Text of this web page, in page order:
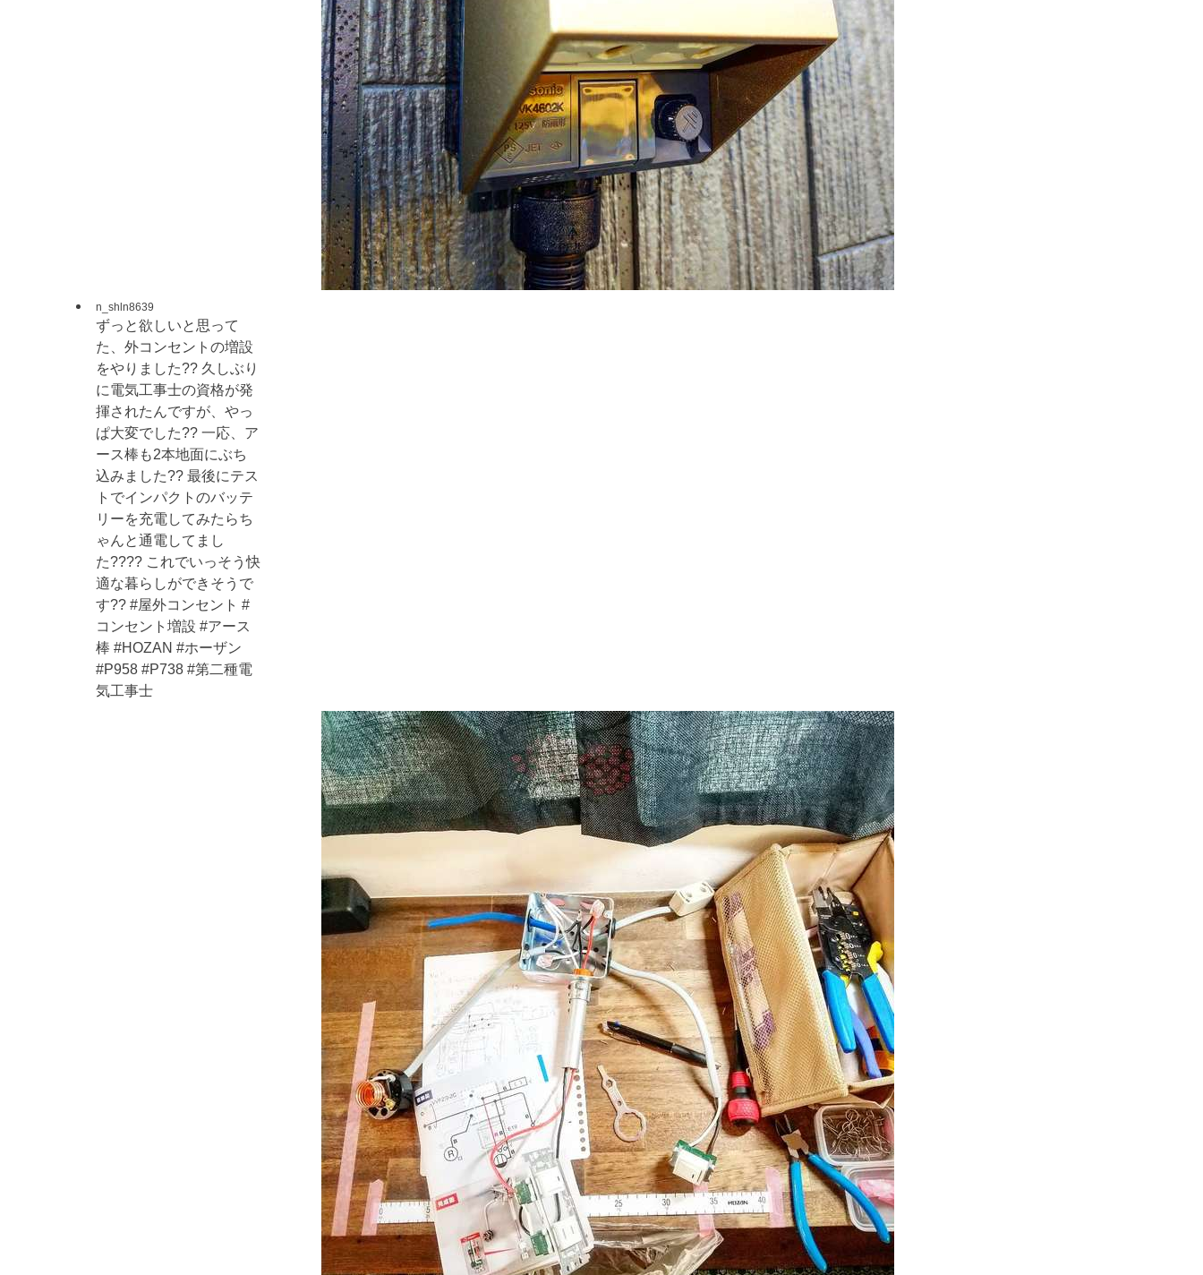
n_shln8639
ずっと欲しいと思って
た、外コンセントの増設
をやりました?? 久しぶり
に電気工事士の資格が発
揮されたんですが、やっ
ぱ大変でした?? 一応、ア
ース棒も2本地面にぶち
込みました?? 最後にテス
トでインパクトのバッテ
リーを充電してみたらち
ゃんと通電してまし
た???? これでいっそう快
適な暮らしができそうで
す?? #屋外コンセント #
コンセント増設 #アース
棒 #HOZAN #ホーザン
#P958 #P738 #第二種電
気工事士